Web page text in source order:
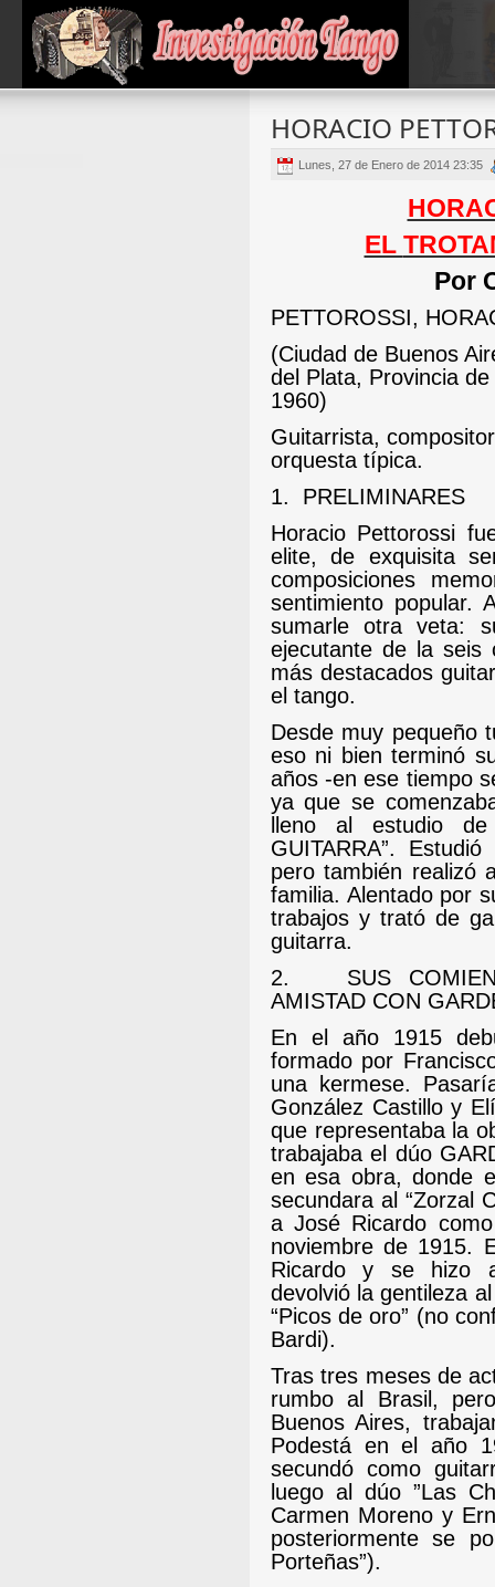
HORACIO
Lunes, 27 de Enero de 2014 23:35
EL
Por
PETTOROSSI,
(Ciudad de Buenos
del Plata, Provincia
1960)
Guitarrista,
orquesta típica.
1.
PRELIMINARES
Horacio Pettorossi
elite, de exquisita
composiciones
sentimiento popular.
sumarle otra veta:
ejecutante de la seis
más destacados
el tango.
Desde muy pequeño
eso ni bien terminó
años -en ese tiempo
ya que se
lleno al estudio
GUITARRA”.
pero también realizó
familia. Alentado por
trabajos y trató de
guitarra.
2.
SUS
AMISTAD CON
En el año 1915
formado por
una kermese.
González Castillo y
que representaba la
trabajaba el dúo
en esa obra, donde
secundara al “Zorzal
a José Ricardo
noviembre de 1915.
Ricardo y se hizo
devolvió la gentileza
“Picos de oro” (no
Bardi).
Tras tres meses de
rumbo al Brasil,
Buenos Aires,
Podestá en el año
secundó como
luego al dúo ”Las
Carmen Moreno y
posteriormente se
Porteñas”).